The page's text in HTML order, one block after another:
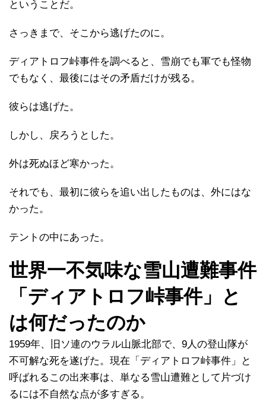
ということだ。
さっきまで、そこから逃げたのに。
ディアトロフ峠事件を調べると、雪崩でも軍でも怪物
でもなく、最後にはその矛盾だけが残る。
彼らは逃げた。
しかし、戻ろうとした。
外は死ぬほど寒かった。
それでも、最初に彼らを追い出したものは、外にはな
かった。
テントの中にあった。
世界一不気味な雪山遭難事件
「ディアトロフ峠事件」と
は何だったのか
1959年、旧ソ連のウラル山脈北部で、9人の登山隊が
不可解な死を遂げた。現在「ディアトロフ峠事件」と
呼ばれるこの出来事は、単なる雪山遭難として片づけ
るには不自然な点が多すぎる。